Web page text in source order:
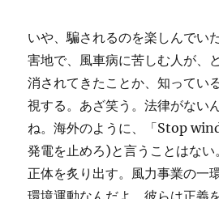
いや、騙されるのを楽しんでい
害地で、風車病に苦しむ人が、
消されてきたことか、知ってい
視する。あざ笑う。法律がない
ね。海外のように、「Stop
発電を止めろ)と言うことはな
正体を炙り出す。風力事業の一
環境運動なんだよ。彼らは正義